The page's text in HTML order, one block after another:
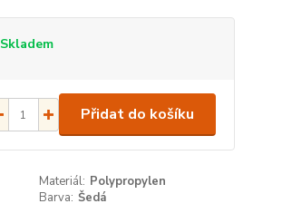
Skladem
Přidat do košíku
Materiál: Polypropylen
Barva: Šedá